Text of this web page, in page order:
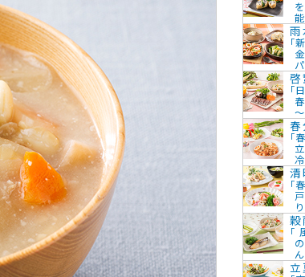
雨
「
啓
「
～
春
「
清
「
穀
「
ん
立